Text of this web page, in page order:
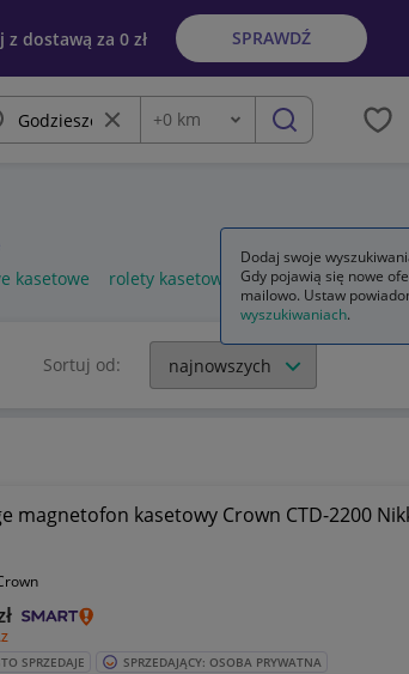
dostawą za 0 zł SPRAWDŹ
Wyczyść frazę
Odległość
+0 km szukaj
kasetowe rolety kasetowe
Sortuj od:
magnetofon kasetowy Crown CTD-2200
SPRZEDAJE SPRZEDAJĄCY: OSOBA PRYWATNA
Dodaj swoje
Gdy pojawią się nowe
mailowo. Ustaw
wyszukiwaniach.